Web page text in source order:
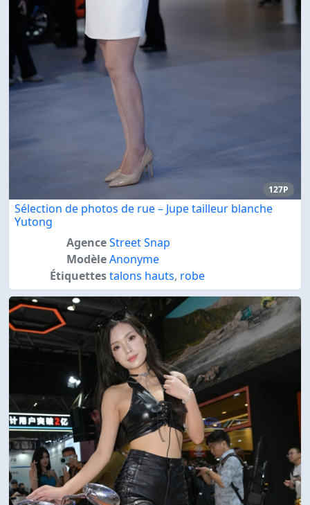
127P
Sélection de photos de rue – Jupe tailleur blanche
Yutong
AgenceStreet Snap
ModèleAnonyme
Étiquettestalons hauts, robe